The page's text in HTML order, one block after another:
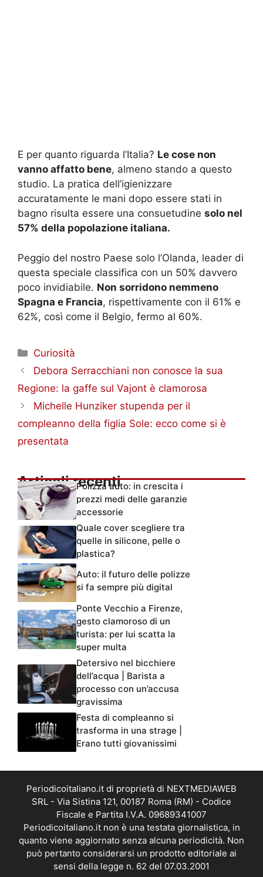
E per quanto riguarda l’Italia? Le cose non
vanno affatto bene, almeno stando a questo
studio. La pratica dell’igienizzare
accuratamente le mani dopo essere stati in
bagno risulta essere una consuetudine solo nel
57% della popolazione italiana.
Peggio del nostro Paese solo l’Olanda, leader di
questa speciale classifica con un 50% davvero
poco invidiabile. Non sorridono nemmeno
Spagna e Francia, rispettivamente con il 61% e
62%, così come il Belgio, fermo al 60%.
Categorie
Curiosità
Debora Serracchiani non conosce la sua
Regione: la gaffe sul Vajont è clamorosa
Michelle Hunziker stupenda per il
compleanno della figlia Sole: ecco come si è
presentata
Articoli recentiPolizza auto: in crescita i
prezzi medi delle garanzie
accessorie
Quale cover scegliere tra
quelle in silicone, pelle o
plastica?
Auto: il futuro delle polizze
si fa sempre più digital
Ponte Vecchio a Firenze,
gesto clamoroso di un
turista: per lui scatta la
super multa
Detersivo nel bicchiere
dell’acqua | Barista a
processo con un’accusa
gravissima
Festa di compleanno si
trasforma in una strage |
Erano tutti giovanissimi
Periodicoitaliano.it di proprietà di NEXTMEDIAWEB
SRL - Via Sistina 121, 00187 Roma (RM) - Codice
Fiscale e Partita I.V.A. 09689341007
Periodicoitaliano.it non è una testata giornalistica, in
quanto viene aggiornato senza alcuna periodicità. Non
può pertanto considerarsi un prodotto editoriale ai
sensi della legge n. 62 del 07.03.2001